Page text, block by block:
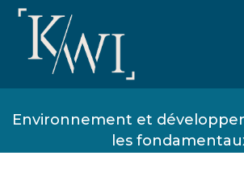
Environnement et
les